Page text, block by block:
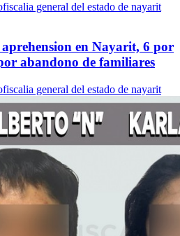
fiscalia general del estado de nayarit
en Nayarit, 6 por
abandono de familiares
fiscalia general del estado de nayarit